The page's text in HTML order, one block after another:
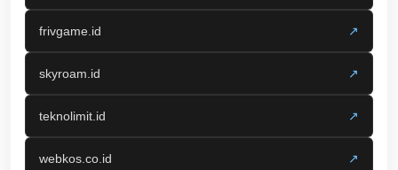
frivgame.id ↗
skyroam.id ↗
teknolimit.id ↗
webkos.co.id ↗